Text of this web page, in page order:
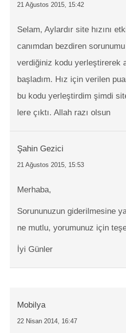
21 Ağustos 2015, 15:42
Selam, Aylardır site hızını
canımdan bezdiren
verdiğiniz kodu yerleştirerek
başladım. Hız için verilen
bu kodu yerleştirdim şimdi
lere çıktı. Allah razı olsun
Şahin Gezici
21 Ağustos 2015, 15:53
Merhaba,
Sorununuzun giderilmesine
ne mutlu, yorumunuz için
İyi Günler
Mobilya
22 Nisan 2014, 16:47